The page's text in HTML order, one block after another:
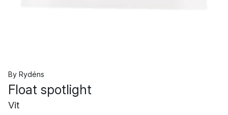
By Rydéns
Float spotlight
Vit